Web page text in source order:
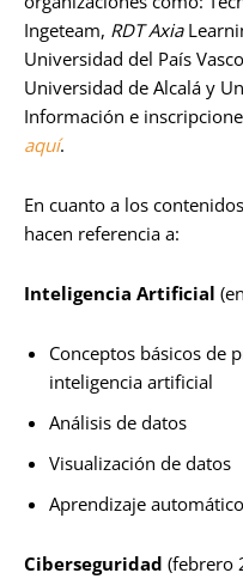
Ingeteam, RDT Axia
Universidad del País
Universidad de Alcalá y
Información e
aquí.
En cuanto a los
hacen referencia a:
Inteligencia Artificial
Conceptos básicos de
inteligencia artificial
Análisis de datos
Visualización de datos
Aprendizaje automático
Ciberseguridad (febrero